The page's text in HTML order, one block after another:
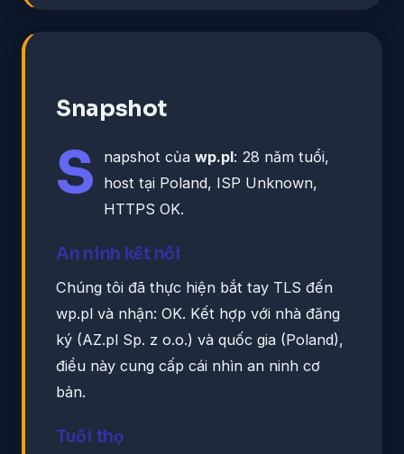
Snapshot
S napshot của wp.pl: 28 năm tuổi,
host tại Poland, ISP Unknown,
HTTPS OK.
An ninh kết nối
Chúng tôi đã thực hiện bắt tay TLS đến
wp.pl và nhận: OK. Kết hợp với nhà đăng
ký (AZ.pl Sp. z o.o.) và quốc gia (Poland),
điều này cung cấp cái nhìn an ninh cơ
bản.
Tuổi thọ